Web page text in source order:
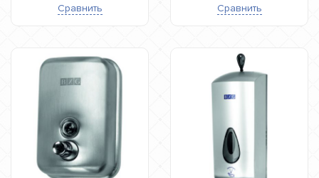
Сравнить Сравнить